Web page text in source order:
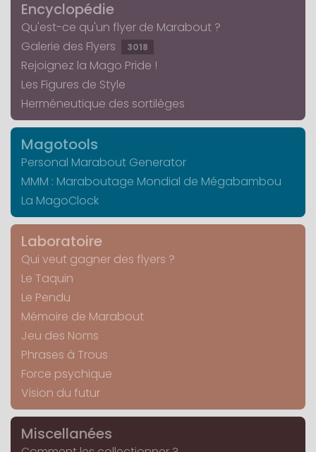
Encyclopédie
Qu'est-ce qu'un flyer de Marabout ?
Galerie des Flyers
3018
Rejoignez la Mago Pride !
Les Figures de Style
Herméneutique des sortilèges
Magotools
Personal Marabout Generator
MMM : Maraboutage Mondial de Mégabambou
La MagoClock
Laboratoire
Qui veut gagner des flyers ?
Le Taquin
Le Pendu
Mémoire de Marabout
Jeu des Noms
Phrases à Trous
Force psychique
Vision du futur
Miscellanées